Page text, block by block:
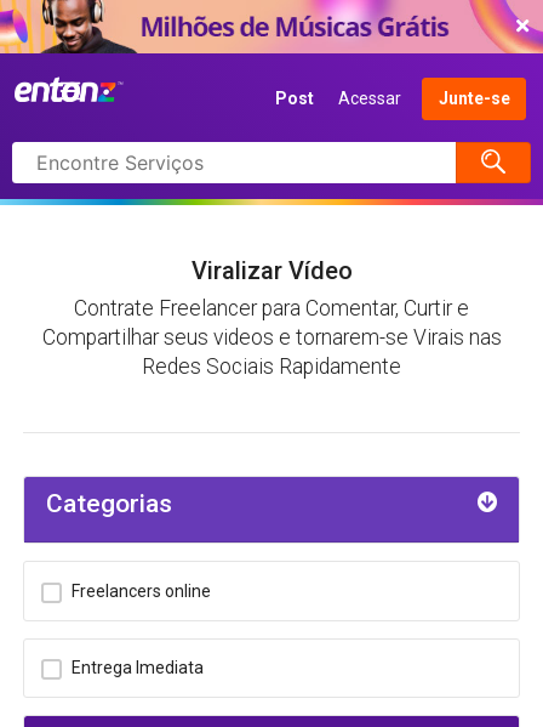
COMEÇAR AGORA
Pesquisar
itens
Post Acessar Junte-se
Viralizar Vídeo
Contrate Freelancer para Comentar, Curtir e
Compartilhar seus videos e tornarem-se Virais nas
Redes Sociais Rapidamente
Categorias
Freelancers online
Entrega Imediata